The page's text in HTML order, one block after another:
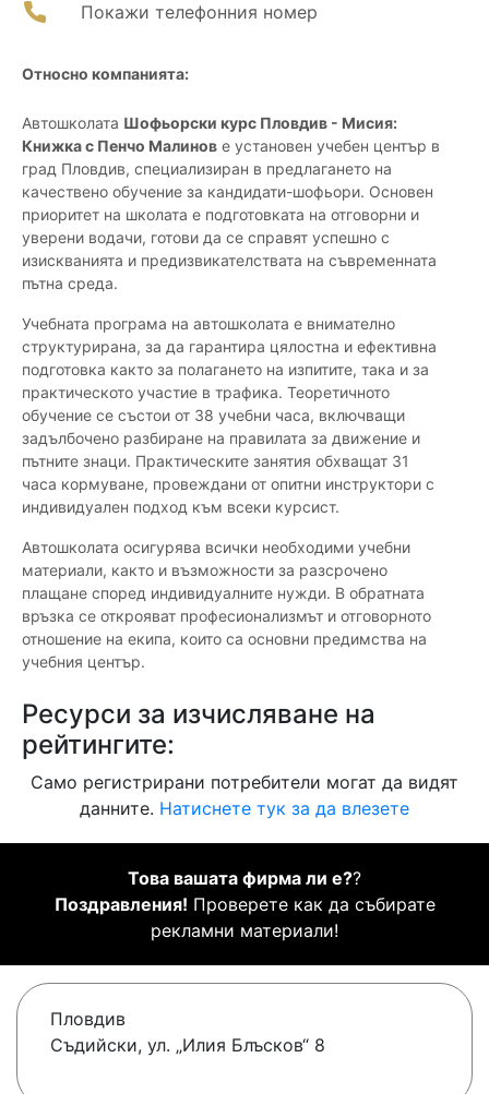
Покажи телефонния номер
Относно компанията:
Автошколата Шофьорски курс Пловдив - Мисия:
Книжка с Пенчо Малинов е установен учебен център в
град Пловдив, специализиран в предлагането на
качествено обучение за кандидати-шофьори. Основен
приоритет на школата е подготовката на отговорни и
уверени водачи, готови да се справят успешно с
изискванията и предизвикателствата на съвременната
пътна среда.
Учебната програма на автошколата е внимателно
структурирана, за да гарантира цялостна и ефективна
подготовка както за полагането на изпитите, така и за
практическото участие в трафика. Теоретичното
обучение се състои от 38 учебни часа, включващи
задълбочено разбиране на правилата за движение и
пътните знаци. Практическите занятия обхващат 31
часа кормуване, провеждани от опитни инструктори с
индивидуален подход към всеки курсист.
Автошколата осигурява всички необходими учебни
материали, както и възможности за разсрочено
плащане според индивидуалните нужди. В обратната
връзка се открояват професионализмът и отговорното
отношение на екипа, които са основни предимства на
учебния център.
Ресурси за изчисляване на
рейтингите:
Само регистрирани потребители могат да видят
данните. Натиснете тук за да влезете
Това вашата фирма ли е??
Поздравления! Проверете как да събирате
рекламни материали!
Пловдив
Съдийски, ул. „Илия Блъсков“ 8